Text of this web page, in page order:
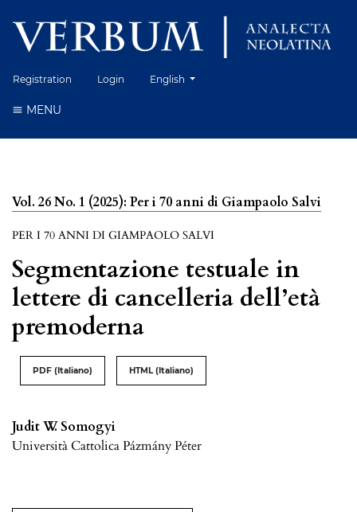
Registration Login Change the language. The current
English
MENU
Vol. 26 No. 1 (2025): Per i 70 anni di Giampaolo Salvi
PER I 70 ANNI DI GIAMPAOLO SALVI
Segmentazione testuale in
lettere di cancelleria dell’età
premoderna
PDF (Italiano) HTML (Italiano)
Judit W. Somogyi
Università Cattolica Pázmány Péter